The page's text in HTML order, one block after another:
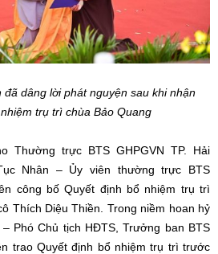
dâng lời phát nguyện sau khi nhận
trụ trì chùa Bảo Quang
Thường trực BTS GHPGVN TP. Hải
Nhân – Ủy viên thường trực BTS
công bố Quyết định bổ nhiệm trụ trì
Thích Diệu Thiền. Trong niềm hoan hỷ
Phó Chủ tịch HĐTS, Trưởng ban BTS
trao Quyết định bổ nhiệm trụ trì trước